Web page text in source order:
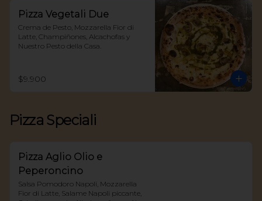
Pizza Vegetali Due
Crema de Pesto, Mozzarella Fior di
Latte, Champiñones, Alcachofas y
Nuestro Pesto della Casa.
$9.900
Pizza Speciali
Pizza Aglio Olio e
Peperoncino
Salsa Pomodoro Napoli, Mozzarella
Fior di Latte, Salame Napoli piccante,